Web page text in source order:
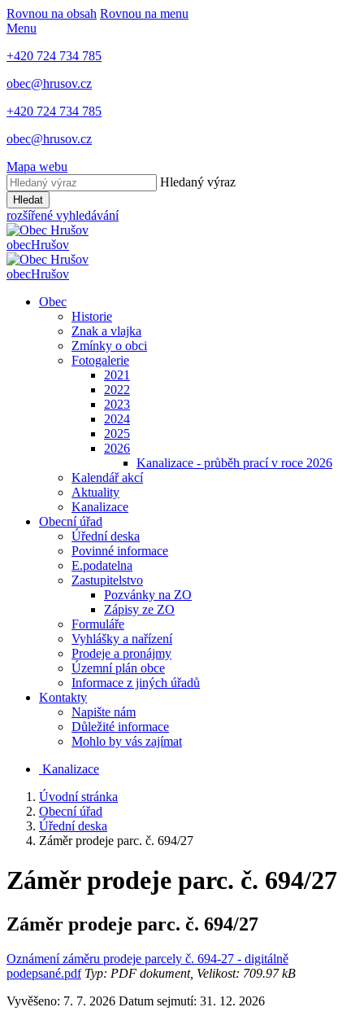
Rovnou na obsah Rovnou na menu
Menu
+420 724 734 785
obec@hrusov.cz
+420 724 734 785
obec@hrusov.cz
Mapa webu
Hledaný výraz
Hledat
rozšířené vyhledávání
obecHrušov
obecHrušov
Obec
Historie
Znak a vlajka
Zmínky o obci
Fotogalerie
2021
2022
2023
2024
2025
2026
Kanalizace - průběh prací v roce 2026
Kalendář akcí
Aktuality
Kanalizace
Obecní úřad
Úřední deska
Povinné informace
E.podatelna
Zastupitelstvo
Pozvánky na ZO
Zápisy ze ZO
Formuláře
Vyhlášky a nařízení
Prodeje a pronájmy
Územní plán obce
Informace z jiných úřadů
Kontakty
Napište nám
Důležité informace
Mohlo by vás zajímat
Kanalizace
Úvodní stránka
Obecní úřad
Úřední deska
Záměr prodeje parc. č. 694/27
Záměr prodeje parc. č. 694/27
Záměr prodeje parc. č. 694/27
Oznámení záměru prodeje parcely č. 694-27 - digitálně
podepsané.pdfTyp: PDF dokument, Velikost: 709.97 kB
Vyvěšeno: 7. 7. 2026 Datum sejmutí: 31. 12. 2026